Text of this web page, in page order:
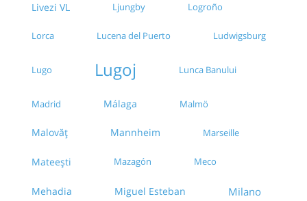
Livezi VL Ljungby Logroño
Lorca Lucena del Puerto Ludwigsburg
Lugo Lugoj Lunca Banului
Madrid Málaga Malmö
Malovăț Mannheim Marseille
Mateești Mazagón Meco
Mehadia Miguel Esteban Milano